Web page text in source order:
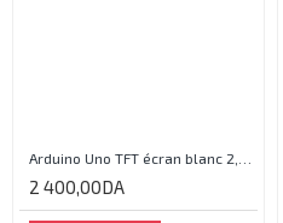
2 400,00DA